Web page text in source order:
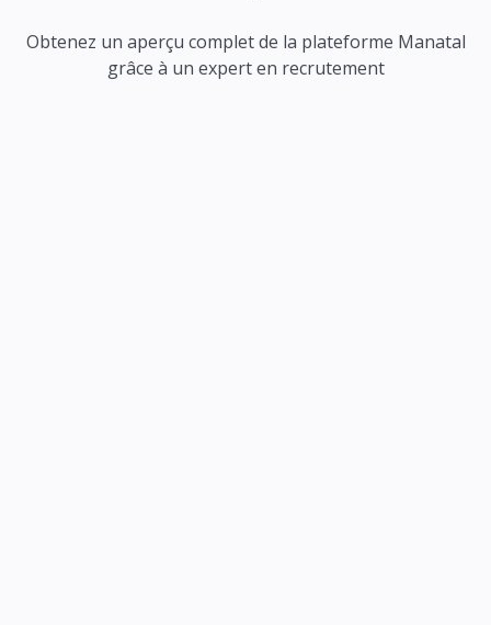
Obtenez un aperçu complet de la plateforme Manatal
grâce à un expert en recrutement